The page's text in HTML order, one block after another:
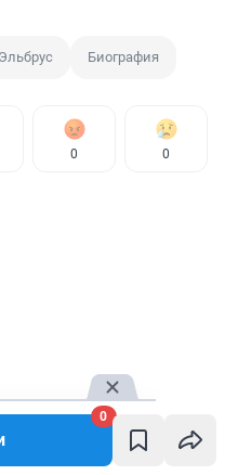
0
Эльбрус Биография
0 0